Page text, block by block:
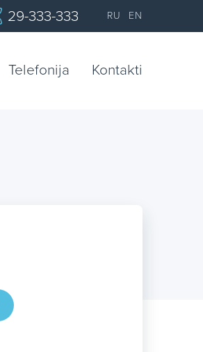
29-333-333 RU EN
Telefonija Kontakti